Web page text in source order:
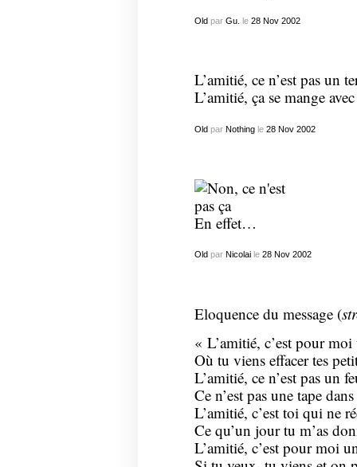
Oldpar Gu. le 28 Nov 2002
L’amitié, ce n’est pas un
L’amitié, ça se mange
Oldpar Nothingle 28 Nov 2002
En effet…
Old par Nicolaile 28 Nov 2002
Eloquence du message (
« L’amitié, c’est pour moi
Où tu viens effacer tes
L’amitié, ce n’est pas un
Ce n’est pas une tape
L’amitié, c’est toi qui ne
Ce qu’un jour tu m’as
L’amitié, c’est pour moi